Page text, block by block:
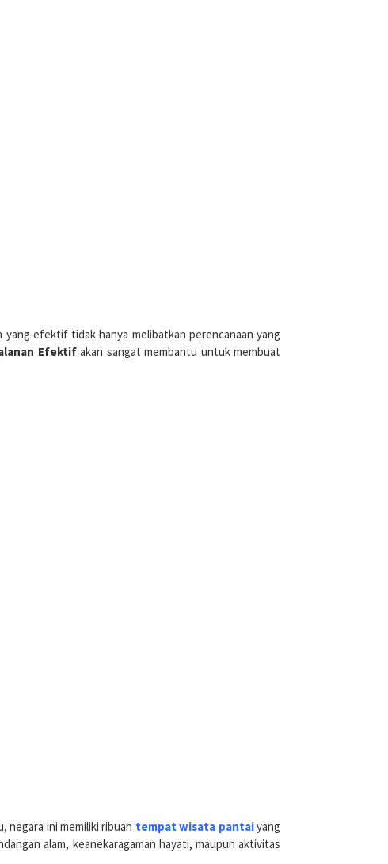
efektif tidak hanya melibatkan perencanaan yang
Efektifakan sangat membantu untuk membuat
negara ini memiliki ribuan tempat wisata pantaiyang
alam, keanekaragaman hayati, maupun aktivitas